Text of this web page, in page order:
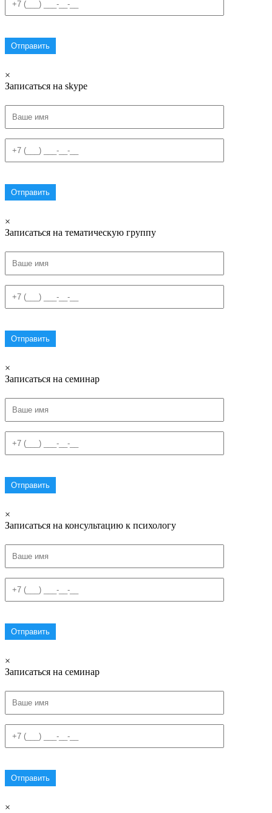
×
Записаться на skype
×
Записаться на тематическую группу
×
Записаться на семинар
×
Записаться на консультацию к психологу
×
Записаться на семинар
×